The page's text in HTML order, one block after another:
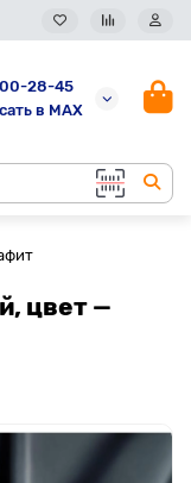
28-45
в MAX
цвет —